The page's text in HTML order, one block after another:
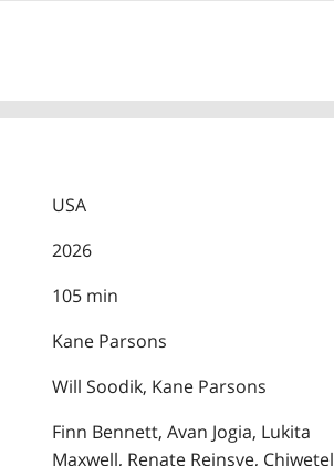
USA
2026
105 min
Kane Parsons
Will Soodik, Kane Parsons
Finn Bennett, Avan Jogia, Lukita
Maxwell, Renate Reinsve, Chiwetel